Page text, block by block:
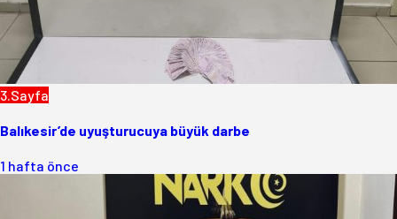
3.Sayfa
Balıkesir’de uyuşturucuya büyük darbe
1 hafta önce